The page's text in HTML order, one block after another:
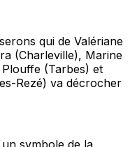
qui de Valériane
(Charleville), Marine
(Tarbes) et
Rezé) va décrocher
symbole de la